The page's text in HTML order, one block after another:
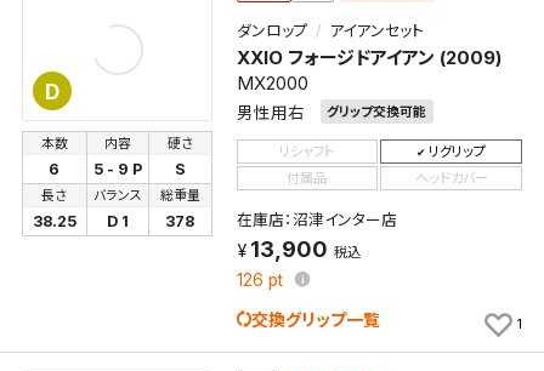
D
ダンロップ アイアンセット
XXIO フォージドアイアン (2009)
MX2000
男性用右 グリップ交換可能
本数
6
内容
5 - 9 P
硬さ
S
長さ
38.25
バランス
D 1
総重量
378
リシャフト
リグリップ
付属品
ヘッドカバー
在庫店：沼津インター店
13,900 税込
126 pt
交換グリップ一覧 1